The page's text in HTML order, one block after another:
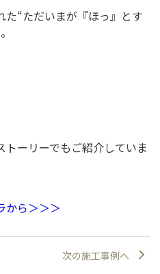
た“ただいまが『ほっ』とす
トーリーでもご紹介していま
から＞＞＞
次の施工事例へ